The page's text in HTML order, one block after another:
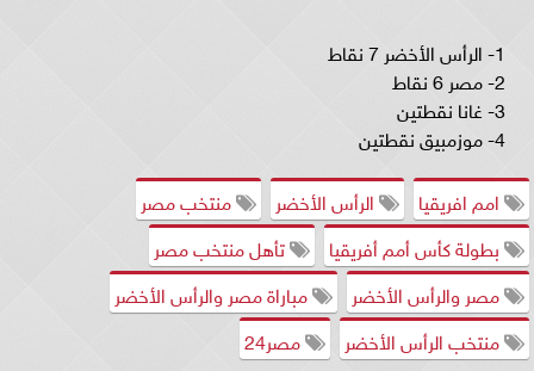
1- الرأس الأخضر 7 نقاط
2- مصر 6 نقاط
3- غانا نقطتين
4- موزمبيق نقطتين
امم افريقيا
الرأس الأخضر
منتخب مصر
بطولة كأس أمم أفريقيا
تأهل منتخب مصر
مصر والرأس الأخضر
مباراة مصر والرأس الأخضر
منتخب الرأس الأخضر
مصر24